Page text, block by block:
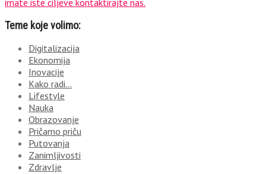
Teme koje volimo:
Digitalizacija
Ekonomija
Inovacije
Kako radi…
Lifestyle
Nauka
Obrazovanje
Pričamo priču
Putovanja
Zanimljivosti
Zdravlje